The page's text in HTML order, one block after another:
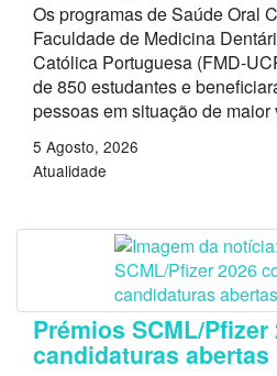
Os programas de Saúde Oral
Faculdade de Medicina
Católica Portuguesa (FMD-
de 850 estudantes e
pessoas em situação de
5 Agosto, 2026
Atualidade
Prémios SCML/Pfizer
candidaturas abertas